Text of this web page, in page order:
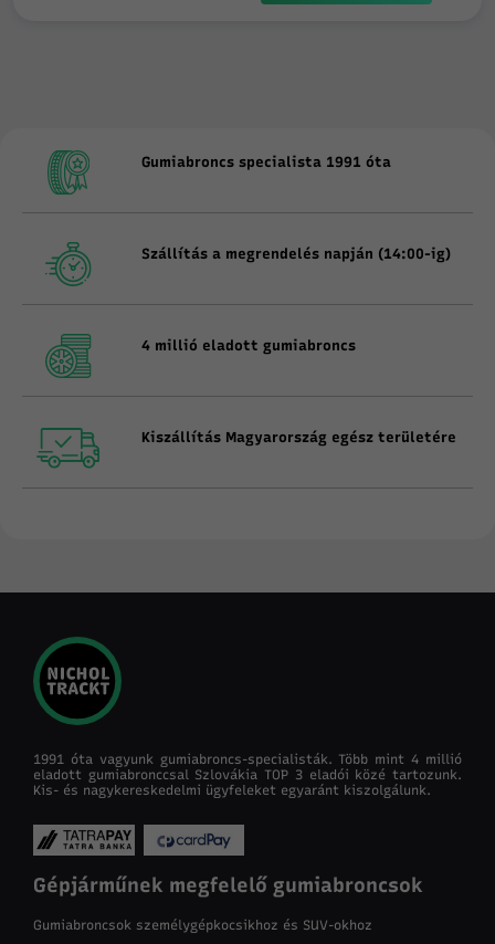
Gumiabroncs specialista 1991 óta
Szállítás a megrendelés napján (14:00-ig)
4 millió eladott gumiabroncs
Kiszállítás Magyarország egész területére
1991 óta vagyunk gumiabroncs-specialisták. Több mint 4 millió
eladott gumiabronccsal Szlovákia TOP 3 eladói közé tartozunk.
Kis- és nagykereskedelmi ügyfeleket egyaránt kiszolgálunk.
Gépjárműnek megfelelő gumiabroncsok
Gumiabroncsok személygépkocsikhoz és SUV-okhoz